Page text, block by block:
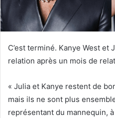
C’est terminé. Kanye West et
relation après un mois de
« Julia et Kanye restent de
mais ils ne sont plus
représentant du mannequin, à